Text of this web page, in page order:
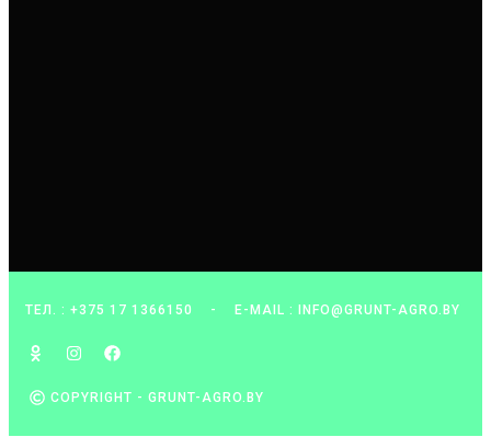
ТЕЛ. : +375 17 1366150 - E-MAIL : INFO@GRUNT-AGRO.BY
COPYRIGHT - GRUNT-AGRO.BY